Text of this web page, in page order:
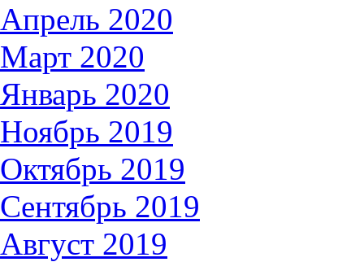
Апрель 2020
Март 2020
Январь 2020
Ноябрь 2019
Октябрь 2019
Сентябрь 2019
Август 2019